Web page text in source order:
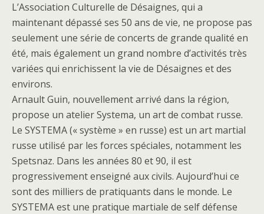
L’Association Culturelle de Désaignes, qui a
maintenant dépassé ses 50 ans de vie, ne propose pas
seulement une série de concerts de grande qualité en
été, mais également un grand nombre d’activités très
variées qui enrichissent la vie de Désaignes et des
environs.
Arnault Guin, nouvellement arrivé dans la région,
propose un atelier Systema, un art de combat russe.
Le SYSTEMA (« système » en russe) est un art martial
russe utilisé par les forces spéciales, notamment les
Spetsnaz. Dans les années 80 et 90, il est
progressivement enseigné aux civils. Aujourd’hui ce
sont des milliers de pratiquants dans le monde. Le
SYSTEMA est une pratique martiale de self défense